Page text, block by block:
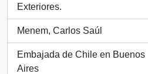
Exteriores.
, 2 resultados
Menem, Carlos Saúl
, 1 resultados
Embajada de Chile en Buenos
Aires
, 1 resultados